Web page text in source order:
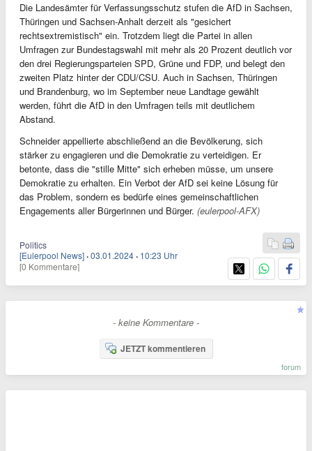
Die Landesämter für Verfassungsschutz stufen die AfD in Sachsen,
Thüringen und Sachsen-Anhalt derzeit als "gesichert
rechtsextremistisch" ein. Trotzdem liegt die Partei in allen
Umfragen zur Bundestagswahl mit mehr als 20 Prozent deutlich vor
den drei Regierungsparteien SPD, Grüne und FDP, und belegt den
zweiten Platz hinter der CDU/CSU. Auch in Sachsen, Thüringen
und Brandenburg, wo im September neue Landtage gewählt
werden, führt die AfD in den Umfragen teils mit deutlichem
Abstand.
Schneider appellierte abschließend an die Bevölkerung, sich
stärker zu engagieren und die Demokratie zu verteidigen. Er
betonte, dass die "stille Mitte" sich erheben müsse, um unsere
Demokratie zu erhalten. Ein Verbot der AfD sei keine Lösung für
das Problem, sondern es bedürfe eines gemeinschaftlichen
Engagements aller Bürgerinnen und Bürger. (eulerpool-AFX)
Politics
[Eulerpool News] ·03.01.2024 · 10:23 Uhr
[0 Kommentare]
- keine Kommentare -
JETZT kommentieren
forum